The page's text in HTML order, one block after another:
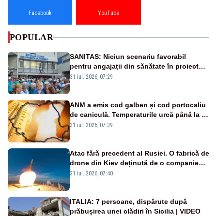
Facebook YouTube
POPULAR
SANITAS: Niciun scenariu favorabil
pentru angajații din sănătate în proiectul
Legii salarizării
31 iul. 2026, 07:29
ANM a emis cod galben și cod portocaliu
de caniculă. Temperaturile urcă până la 38
de grade, iar nopțile devin tropicale
31 iul. 2026, 07:39
Atac fără precedent al Rusiei. O fabrică de
drone din Kiev deținută de o companie
americană, distrusă de o rachetă
31 iul. 2026, 07:40
ITALIA: 7 persoane, dispărute după
prăbușirea unei clădiri în Sicilia | VIDEO